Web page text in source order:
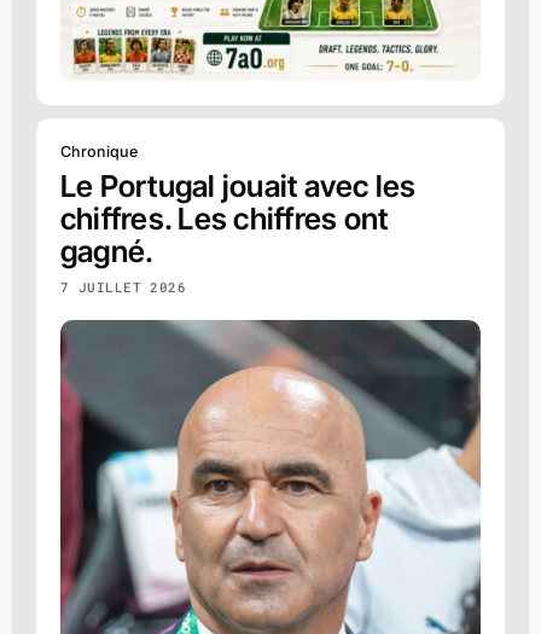
Chronique
Le Portugal jouait avec les
chiffres. Les chiffres ont
gagné.
7 JUILLET 2026